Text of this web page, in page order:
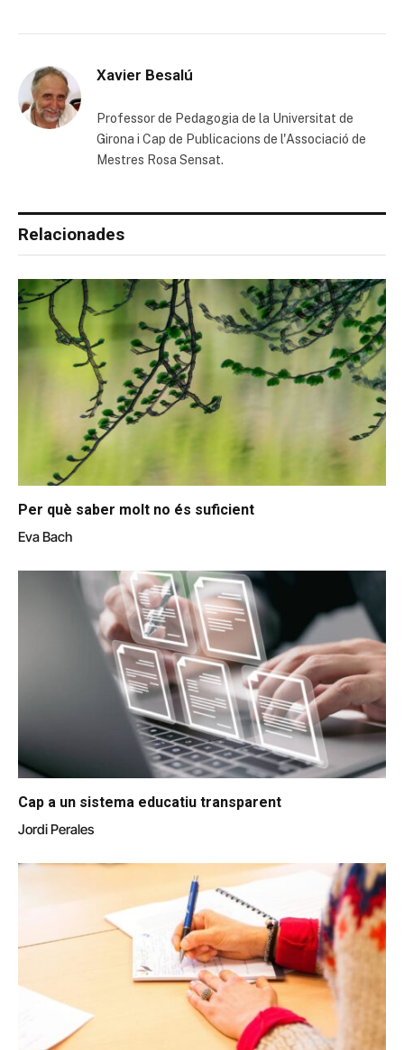
Xavier Besalú
Professor de Pedagogia de la Universitat de
Girona i Cap de Publicacions de l'Associació de
Mestres Rosa Sensat.
Relacionades
Per què saber molt no és suficient
Eva Bach
Cap a un sistema educatiu transparent
Jordi Perales